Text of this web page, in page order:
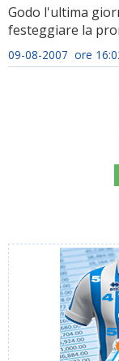
Godo l'ultima
festeggiare la
09-08-2007 ore